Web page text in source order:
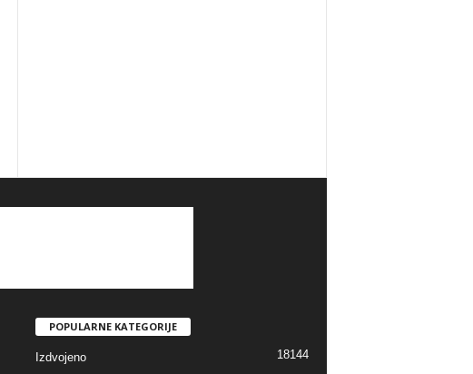
POPULARNE KATEGORIJE
Izdvojeno 18144